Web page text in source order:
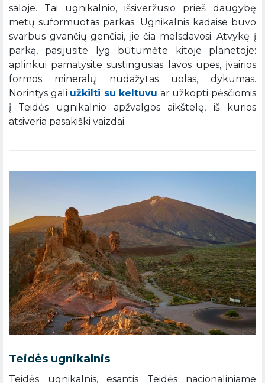
saloje. Tai ugnikalnio, išsiveržusio prieš daugybę
metų suformuotas parkas. Ugnikalnis kadaise buvo
svarbus gvančių genčiai, jie čia melsdavosi. Atvykę į
parką, pasijusite lyg būtumėte kitoje planetoje:
aplinkui pamatysite sustingusias lavos upes, įvairios
formos mineralų nudažytas uolas, dykumas.
Norintys gali užkilti su keltuvu ar užkopti pėsčiomis
į Teidės ugnikalnio apžvalgos aikštelę, iš kurios
atsiveria pasakiški vaizdai.
Teidės ugnikalnis
Teidės ugnikalnis, esantis Teidės nacionaliniame